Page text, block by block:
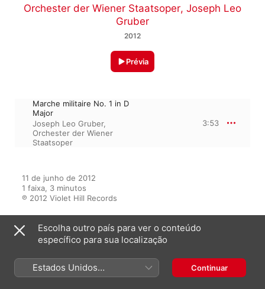
Orchester der Wiener Staatsoper, Joseph Leo
Gruber
2012
Prévia
Marche militaire No. 1 in D
Major
Joseph Leo Gruber,
Orchester der Wiener
Staatsoper
3:53
11 de junho de 2012
1 faixa, 3 minutos
℗ 2012 Violet Hill Records
Do álbum
Escolha outro país para ver o conteúdo
específico para sua localização
Estados Unidos
(Português Brasil)
Continuar